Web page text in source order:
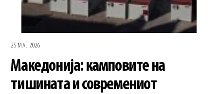
25 МАЈ 2026
Македонија: камповите на
тишината и современиот